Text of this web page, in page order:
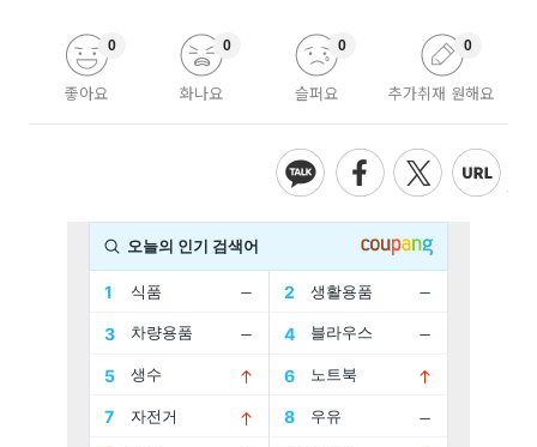
좋아요
0
화나요
0
슬퍼요
0
추가취재 원해요
0